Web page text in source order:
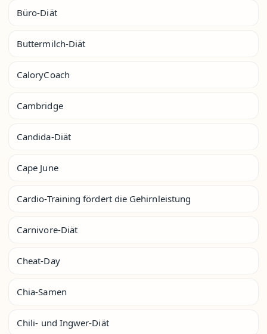
Büro-Diät
Buttermilch-Diät
CaloryCoach
Cambridge
Candida-Diät
Cape June
Cardio-Training fördert die Gehirnleistung
Carnivore-Diät
Cheat-Day
Chia-Samen
Chili- und Ingwer-Diät